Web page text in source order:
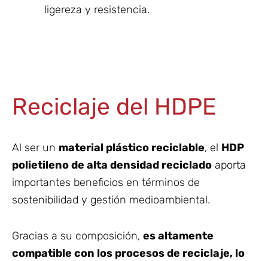
ligereza y resistencia.
Reciclaje del HDPE
Al ser un material plástico reciclable, el HDP
polietileno de alta densidad reciclado aporta
importantes beneficios en términos de
sostenibilidad y gestión medioambiental.
Gracias a su composición, es altamente
compatible con los procesos de reciclaje, lo